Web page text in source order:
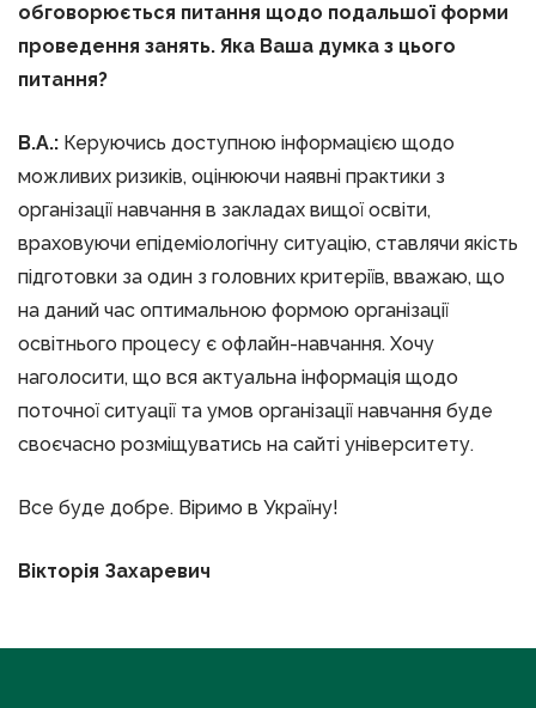
обговорюється питання щодо подальшої форми
проведення занять. Яка Ваша думка з цього
питання?
В.А.: Керуючись доступною інформацією щодо
можливих ризиків, оцінюючи наявні практики з
організації навчання в закладах вищої освіти,
враховуючи епідеміологічну ситуацію, ставлячи якість
підготовки за один з головних критеріїв, вважаю, що
на даний час оптимальною формою організації
освітнього процесу є офлайн-навчання. Хочу
наголосити, що вся актуальна інформація щодо
поточної ситуації та умов організації навчання буде
своєчасно розміщуватись на сайті університету.
Все буде добре. Віримо в Україну!
Вікторія Захаревич